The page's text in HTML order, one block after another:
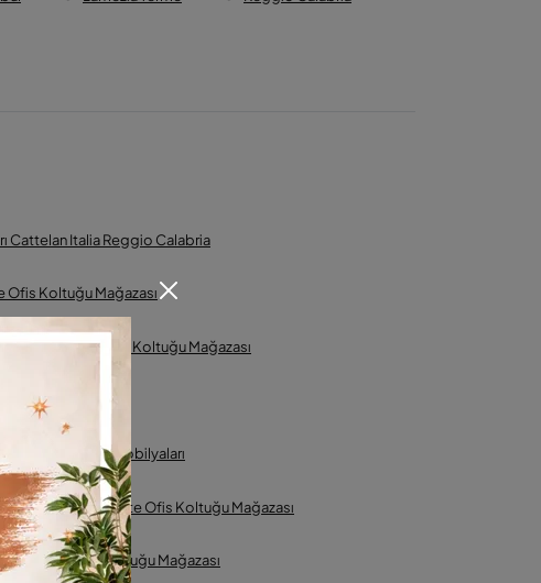
Cattelan Italia Reggio Calabria
Ofis Koltuğu Mağazası
Cattelan Italia Ofis Koltuğu Mağazası
İstanbul Ofis Mobilyaları
Zürih'te Ofis Koltuğu Mağazası
Italia Ofis Koltuğu Mağazası